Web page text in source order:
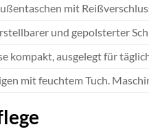
mit
und gepolsterter
kompakt, ausgelegt für
mit feuchtem Tuch.